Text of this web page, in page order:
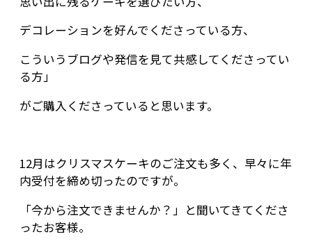
デコレーションを好んでくださっている方、
こういうブログや発信を見て共感してくださってい
る方」
がご購入くださっていると思います。
12月はクリスマスケーキのご注文も多く、早々に年
内受付を締め切ったのですが。
「今から注文できませんか？」と聞いてきてくださ
ったお客様。